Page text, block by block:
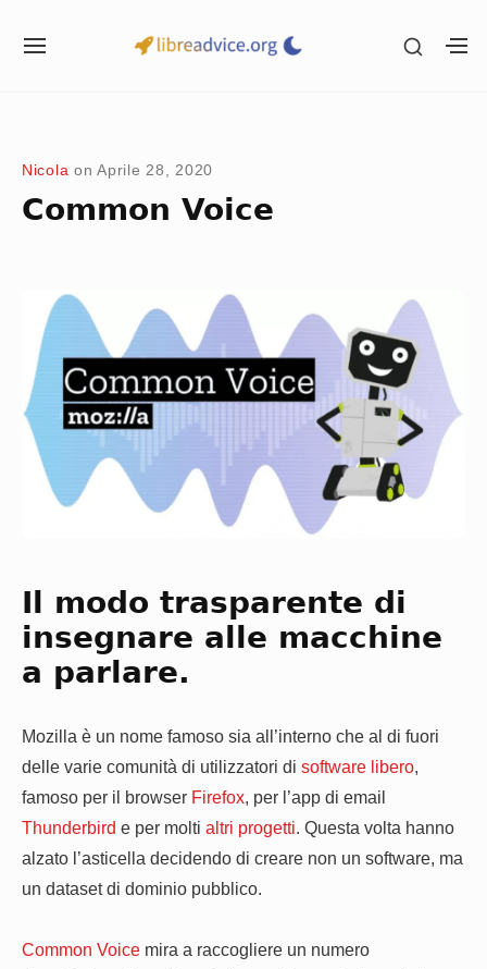
SITE
SHOW
Nicola on Aprile 28, 2020
Common Voice
Il modo trasparente di
insegnare alle macchine
a parlare.
Mozilla è un nome famoso sia all’interno che al di fuori
delle varie comunità di utilizzatori di software libero,
famoso per il browser Firefox, per l’app di email
Thunderbird e per molti altri progetti. Questa volta hanno
alzato l’asticella decidendo di creare non un software, ma
un dataset di dominio pubblico.
Common Voice mira a raccogliere un numero